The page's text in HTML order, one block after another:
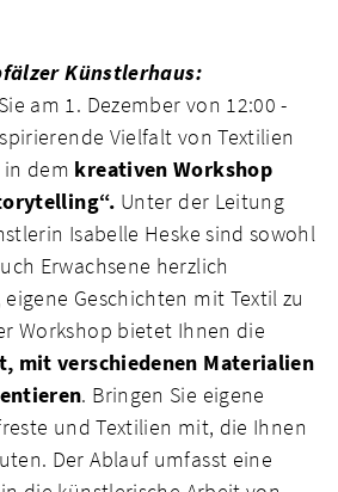
Künstlerhaus:
am 1. Dezember von 12:00 -
Vielfalt von Textilien
dem kreativen Workshop
Unter der Leitung
Isabelle Heske sind sowohl
Erwachsene herzlich
Geschichten mit Textil zu
Workshop bietet Ihnen die
mit verschiedenen Materialien
. Bringen Sie eigene
und Textilien mit, die Ihnen
Der Ablauf umfasst eine